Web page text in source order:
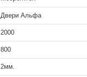
Двери Альфа
2000
800
2мм.